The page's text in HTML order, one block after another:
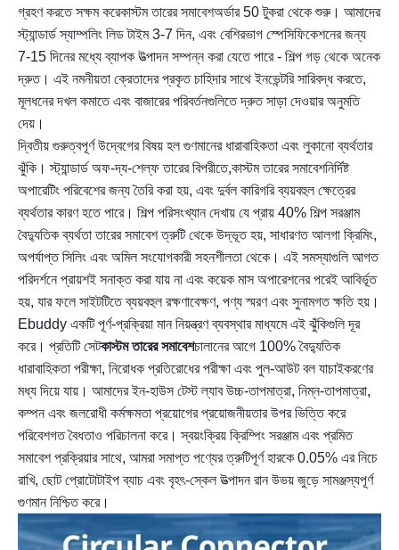
গ্রহণ করতে সক্ষম করেকাস্টম তারের সমাবেশঅর্ডার 50 টুকরা থেকে শুরু। আমাদের
স্ট্যান্ডার্ড স্যাম্পলিং লিড টাইম 3-7 দিন, এবং বেশিরভাগ স্পেসিফিকেশনের জন্য
7-15 দিনের মধ্যে ব্যাপক উত্পাদন সম্পন্ন করা যেতে পারে - শিল্প গড় থেকে অনেক
দ্রুত। এই নমনীয়তা ক্রেতাদের প্রকৃত চাহিদার সাথে ইনভেন্টরি সারিবদ্ধ করতে,
মূলধনের দখল কমাতে এবং বাজারের পরিবর্তনগুলিতে দ্রুত সাড়া দেওয়ার অনুমতি
দেয়।
দ্বিতীয় গুরুত্বপূর্ণ উদ্বেগের বিষয় হল গুণমানের ধারাবাহিকতা এবং লুকানো ব্যর্থতার
ঝুঁকি। স্ট্যান্ডার্ড অফ-দ্য-শেল্ফ তারের বিপরীতে,কাস্টম তারের সমাবেশনির্দিষ্ট
অপারেটিং পরিবেশের জন্য তৈরি করা হয়, এবং দুর্বল কারিগরি ব্যয়বহুল ক্ষেত্রের
ব্যর্থতার কারণ হতে পারে। শিল্প পরিসংখ্যান দেখায় যে প্রায় 40% শিল্প সরঞ্জাম
বৈদ্যুতিক ব্যর্থতা তারের সমাবেশ ত্রুটি থেকে উদ্ভূত হয়, সাধারণত আলগা ক্রিমিং,
অপর্যাপ্ত সিলিং এবং অমিল সংযোগকারী সহনশীলতা থেকে। এই সমস্যাগুলি আগত
পরিদর্শনে প্রায়শই সনাক্ত করা যায় না এবং কয়েক মাস অপারেশনের পরেই আবির্ভূত
হয়, যার ফলে সাইটটিতে ব্যয়বহুল রক্ষণাবেক্ষণ, পণ্য স্মরণ এবং সুনামগত ক্ষতি হয়।
Ebuddy একটি পূর্ণ-প্রক্রিয়া মান নিয়ন্ত্রণ ব্যবস্থার মাধ্যমে এই ঝুঁকিগুলি দূর
করে। প্রতিটি সেটকাস্টম তারের সমাবেশচালানের আগে 100% বৈদ্যুতিক
ধারাবাহিকতা পরীক্ষা, নিরোধক প্রতিরোধের পরীক্ষা এবং পুল-আউট বল যাচাইকরণের
মধ্য দিয়ে যায়। আমাদের ইন-হাউস টেস্ট ল্যাব উচ্চ-তাপমাত্রা, নিম্ন-তাপমাত্রা,
কম্পন এবং জলরোধী কর্মক্ষমতা প্রয়োগের প্রয়োজনীয়তার উপর ভিত্তি করে
পরিবেশগত বৈধতাও পরিচালনা করে। স্বয়ংক্রিয় ক্রিম্পিং সরঞ্জাম এবং প্রমিত
সমাবেশ প্রক্রিয়ার সাথে, আমরা সমাপ্ত পণ্যের ত্রুটিপূর্ণ হারকে 0.05% এর নিচে
রাখি, ছোট প্রোটোটাইপ ব্যাচ এবং বৃহৎ-স্কেল উত্পাদন রান উভয় জুড়ে সামঞ্জস্যপূর্ণ
গুণমান নিশ্চিত করে।